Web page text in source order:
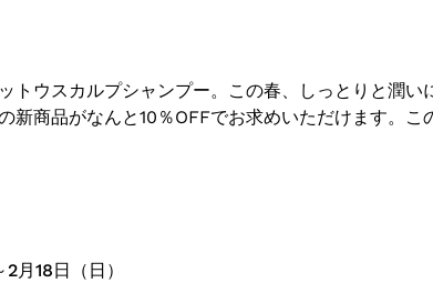
トウスカルプシャンプー。この春、しっとりと潤い
新商品がなんと10％OFFでお求めいただけます。
月18日（日）